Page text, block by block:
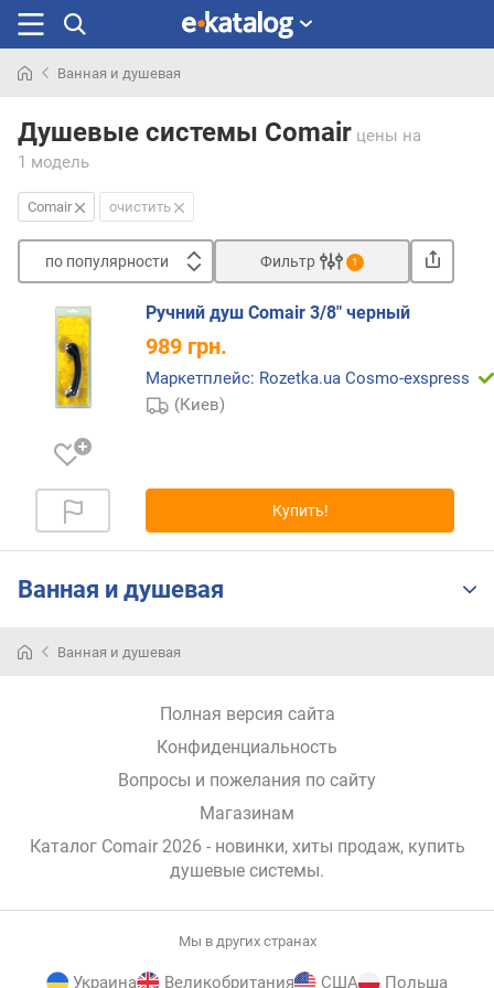
раньше
Ванная и душевая
Душевые системы Comair цены на
1 модель
Comair очистить
по популярности
п
о
п
о
у
л
я
н
с
х
д
о
Фильтр 1
Ручний душ Comair 3/8" черный
989 грн.
Маркетплейс: Rozetka.ua Cosmo-exspress
(Киев)
Купить!
Ванная и душевая
Ванная и душевая
Полная версия сайта
Конфиденциальность
Вопросы и пожелания по сайту
Магазинам
Каталог Comair 2026 - новинки, хиты продаж, купить
душевые системы.
Мы в других странах
Украина Великобритания США Польша